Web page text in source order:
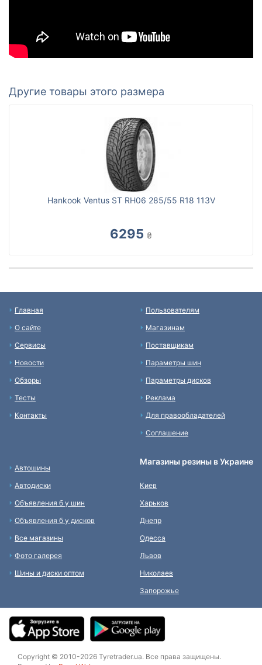
Другие товары этого размера
Hankook Ventus ST RH06 285/55 R18 113V
6295 ₴
Главная
О сайте
Сервисы
Новости
Обзоры
Тесты
Контакты
Пользователям
Магазинам
Поставщикам
Параметры шин
Параметры дисков
Реклама
Для правообладателей
Соглашение
Автошины
Автодиски
Объявления б у шин
Объявления б у дисков
Все магазины
Фото галерея
Шины и диски оптом
Магазины резины в Украине
Киев
Харьков
Днепр
Одесса
Львов
Николаев
Запорожье
Copyright © 2010-2026 Tyretrader.ua. Все права защищены.